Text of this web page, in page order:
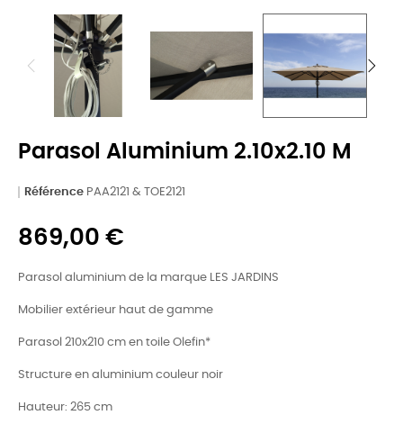
Parasol Aluminium 2.10x2.10 M
Référence PAA2121 & TOE2121
869,00 €
Parasol aluminium de la marque LES JARDINS
Mobilier extérieur haut de gamme
Parasol 210x210 cm en toile Olefin*
Structure en aluminium couleur noir
Hauteur: 265 cm